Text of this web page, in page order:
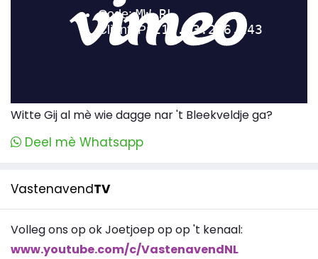
Witte Gij al mè wie dagge nar 't Bleekveldje ga?
Deel mè Whatsapp
VastenavendTV
Volleg ons op ok Joetjoep op op 't kenaal:
www.youtube.com/c/VastenavendNL